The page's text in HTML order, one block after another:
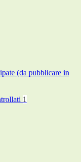
(da pubblicare in
1